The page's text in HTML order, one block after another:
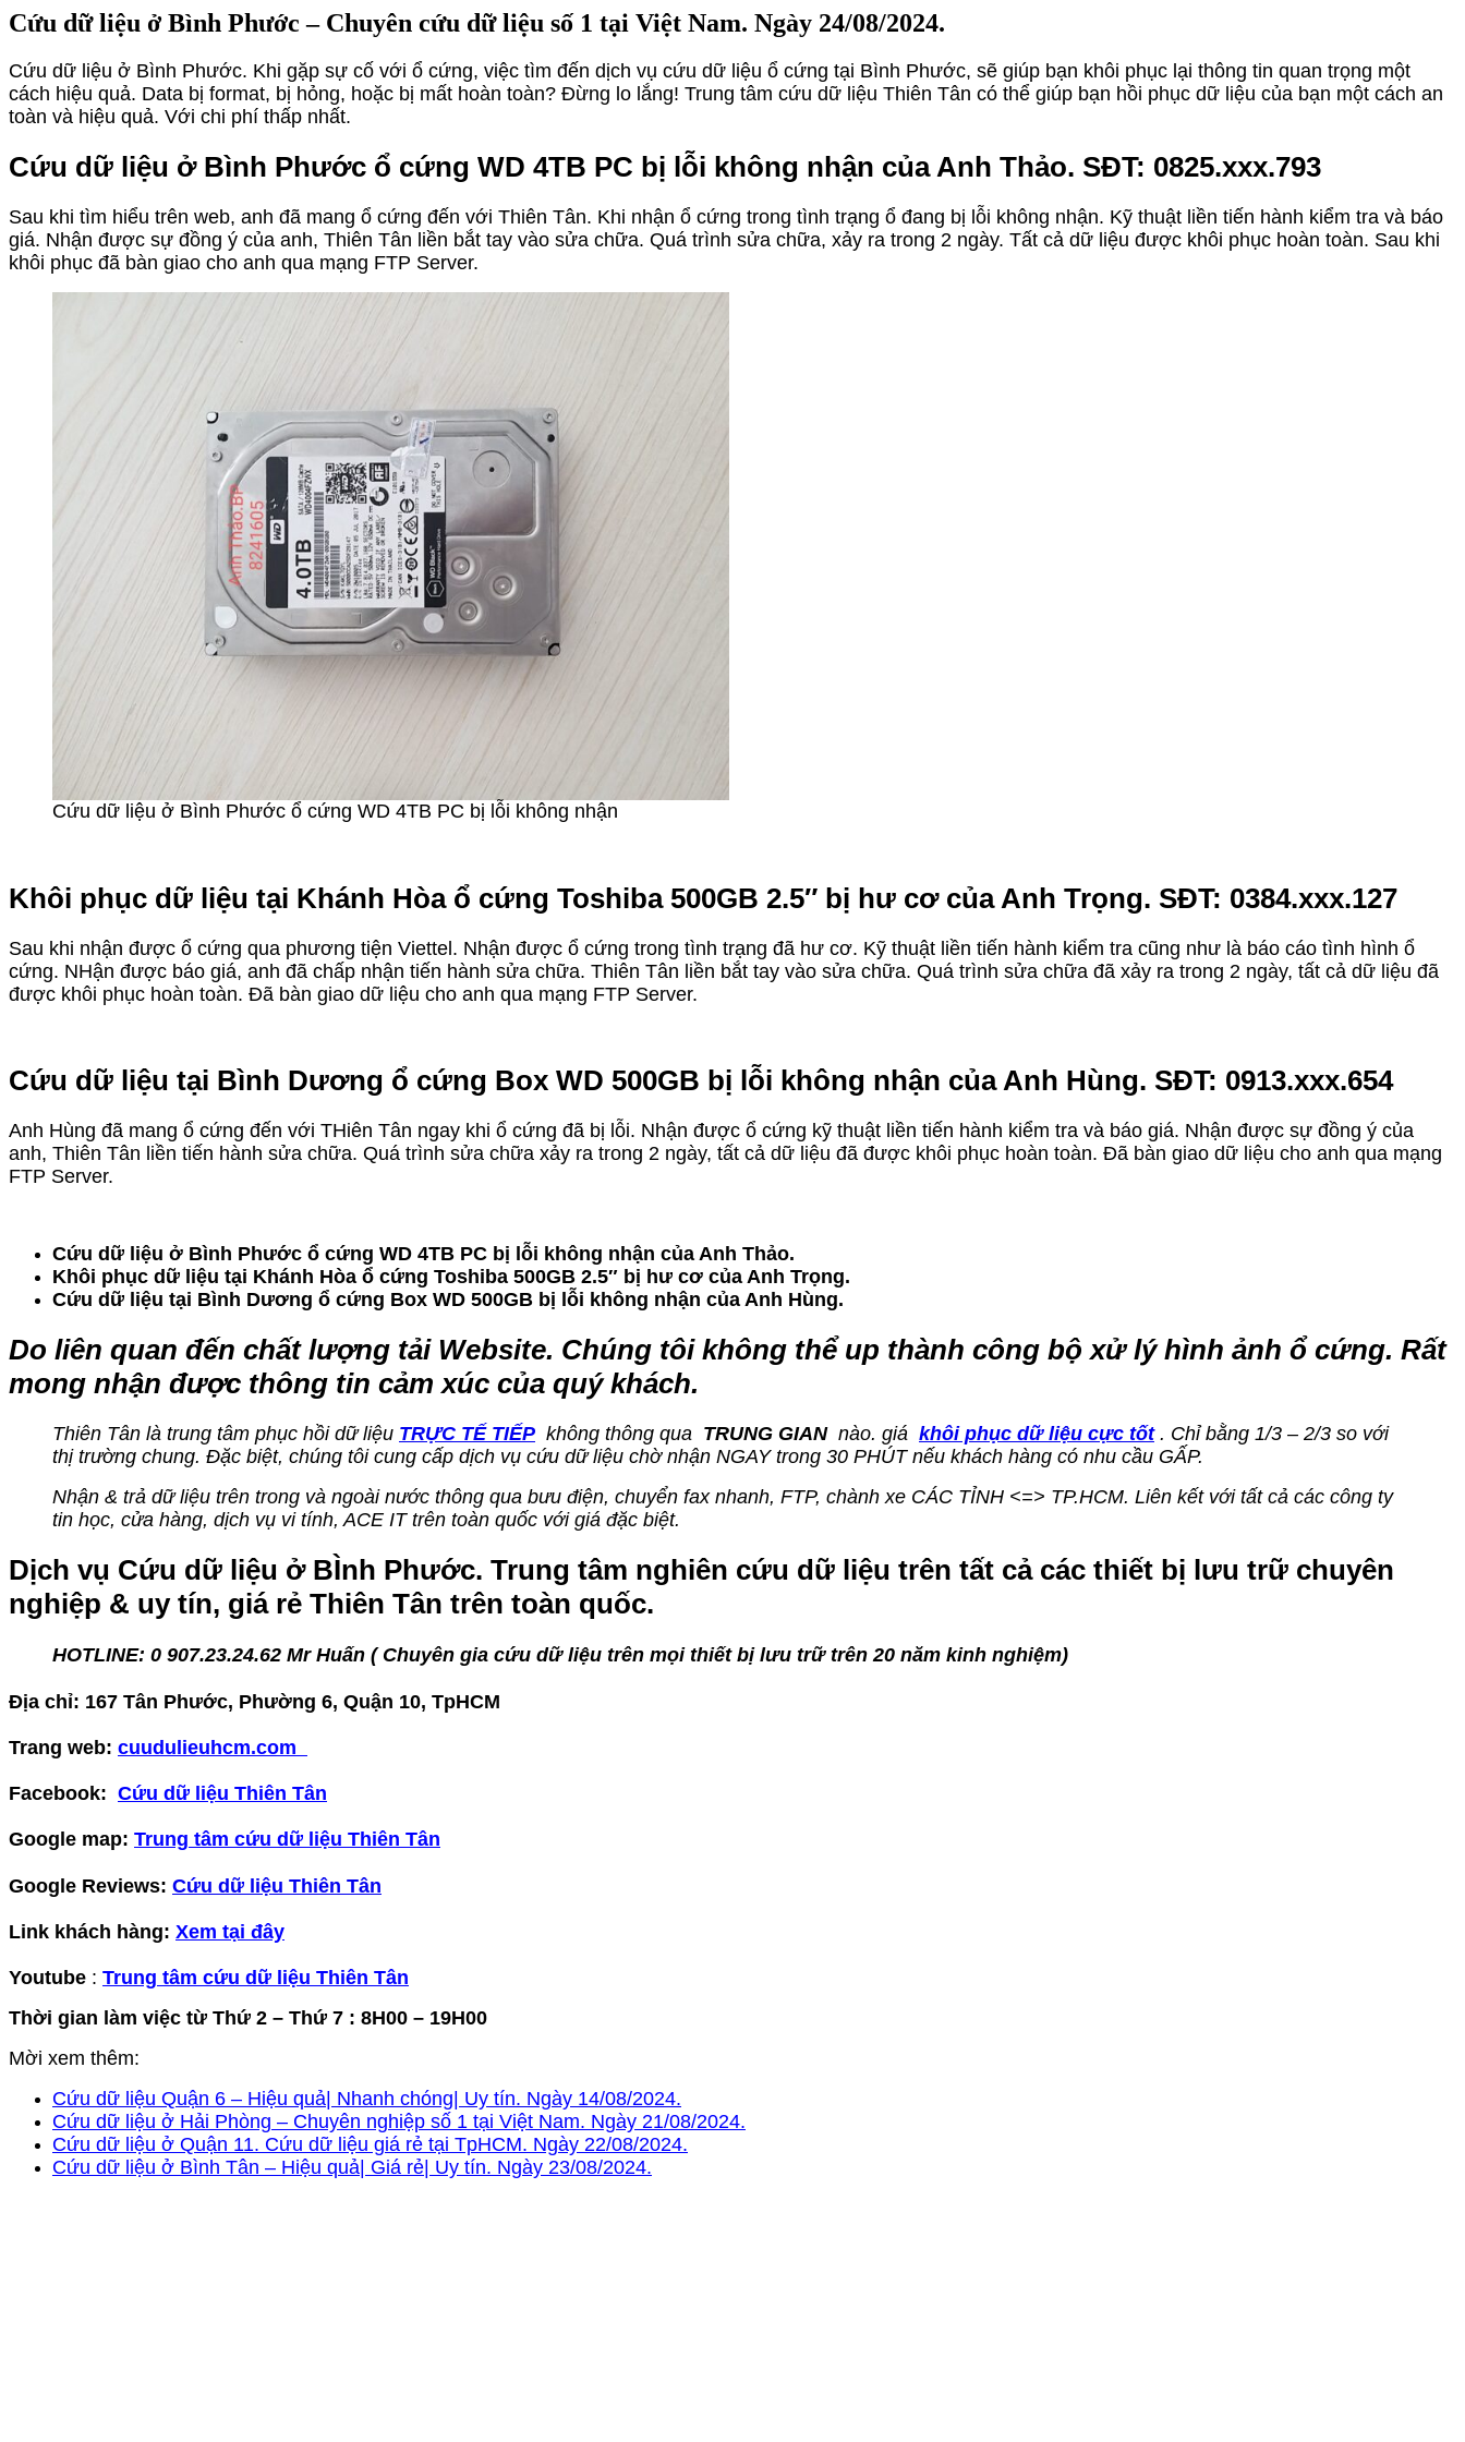
Cứu dữ liệu ở Bình Phước – Chuyên cứu dữ liệu số 1 tại Việt Nam. Ngày 24/08/2024.
Cứu dữ liệu ở Bình Phước. Khi gặp sự cố với ổ cứng, việc tìm đến dịch vụ cứu dữ liệu ổ cứng tại Bình Phước, sẽ giúp bạn khôi phục lại thông tin quan trọng một
cách hiệu quả. Data bị format, bị hỏng, hoặc bị mất hoàn toàn? Đừng lo lắng! Trung tâm cứu dữ liệu Thiên Tân có thể giúp bạn hồi phục dữ liệu của bạn một cách an
toàn và hiệu quả. Với chi phí thấp nhất.
Cứu dữ liệu ở Bình Phước ổ cứng WD 4TB PC bị lỗi không nhận của Anh Thảo. SĐT: 0825.xxx.793
Sau khi tìm hiểu trên web, anh đã mang ổ cứng đến với Thiên Tân. Khi nhận ổ cứng trong tình trạng ổ đang bị lỗi không nhận. Kỹ thuật liền tiến hành kiểm tra và báo
giá. Nhận được sự đồng ý của anh, Thiên Tân liền bắt tay vào sửa chữa. Quá trình sửa chữa, xảy ra trong 2 ngày. Tất cả dữ liệu được khôi phục hoàn toàn. Sau khi
khôi phục đã bàn giao cho anh qua mạng FTP Server.
Cứu dữ liệu ở Bình Phước ổ cứng WD 4TB PC bị lỗi không nhận
Khôi phục dữ liệu tại Khánh Hòa ổ cứng Toshiba 500GB 2.5″ bị hư cơ của Anh Trọng. SĐT: 0384.xxx.127
Sau khi nhận được ổ cứng qua phương tiện Viettel. Nhận được ổ cứng trong tình trạng đã hư cơ. Kỹ thuật liền tiến hành kiểm tra cũng như là báo cáo tình hình ổ
cứng. NHận được báo giá, anh đã chấp nhận tiến hành sửa chữa. Thiên Tân liền bắt tay vào sửa chữa. Quá trình sửa chữa đã xảy ra trong 2 ngày, tất cả dữ liệu đã
được khôi phục hoàn toàn. Đã bàn giao dữ liệu cho anh qua mạng FTP Server.
Cứu dữ liệu tại Bình Dương ổ cứng Box WD 500GB bị lỗi không nhận của Anh Hùng. SĐT: 0913.xxx.654
Anh Hùng đã mang ổ cứng đến với THiên Tân ngay khi ổ cứng đã bị lỗi. Nhận được ổ cứng kỹ thuật liền tiến hành kiểm tra và báo giá. Nhận được sự đồng ý của
anh, Thiên Tân liền tiến hành sửa chữa. Quá trình sửa chữa xảy ra trong 2 ngày, tất cả dữ liệu đã được khôi phục hoàn toàn. Đã bàn giao dữ liệu cho anh qua mạng
FTP Server.
Cứu dữ liệu ở Bình Phước ổ cứng WD 4TB PC bị lỗi không nhận của Anh Thảo.
Khôi phục dữ liệu tại Khánh Hòa ổ cứng Toshiba 500GB 2.5″ bị hư cơ của Anh Trọng.
Cứu dữ liệu tại Bình Dương ổ cứng Box WD 500GB bị lỗi không nhận của Anh Hùng.
Do liên quan đến chất lượng tải Website. Chúng tôi không thể up thành công bộ xử lý hình ảnh ổ cứng. Rất
mong nhận được thông tin cảm xúc của quý khách.
Thiên Tân là trung tâm phục hồi dữ liệu TRỰC TẾ TIẾP không thông qua TRUNG GIANnào. giá khôi phục dữ liệu cực tốt. Chỉ bằng 1/3 – 2/3 so với
thị trường chung. Đặc biệt, chúng tôi cung cấp dịch vụ cứu dữ liệu chờ nhận NGAY trong 30 PHÚT nếu khách hàng có nhu cầu GẤP.
Nhận & trả dữ liệu trên trong và ngoài nước thông qua bưu điện, chuyển fax nhanh, FTP, chành xe CÁC TỈNH <=> TP.HCM. Liên kết với tất cả các công ty
tin học, cửa hàng, dịch vụ vi tính, ACE IT trên toàn quốc với giá đặc biệt.
Dịch vụ Cứu dữ liệu ở BÌnh Phước. Trung tâm nghiên cứu dữ liệu trên tất cả các thiết bị lưu trữ chuyên
nghiệp & uy tín, giá rẻ Thiên Tân trên toàn quốc.
HOTLINE: 0 907.23.24.62 Mr Huấn ( Chuyên gia cứu dữ liệu trên mọi thiết bị lưu trữ trên 20 năm kinh nghiệm)
Địa chỉ: 167 Tân Phước, Phường 6, Quận 10, TpHCM
Trang web: cuudulieuhcm.com
Facebook: Cứu dữ liệu Thiên Tân
Google map: Trung tâm cứu dữ liệu Thiên Tân
Google Reviews: Cứu dữ liệu Thiên Tân
Link khách hàng: Xem tại đây
Youtube : Trung tâm cứu dữ liệu Thiên Tân
Thời gian làm việc từ Thứ 2 – Thứ 7 : 8H00 – 19H00
Mời xem thêm:
Cứu dữ liệu Quận 6 – Hiệu quả| Nhanh chóng| Uy tín. Ngày 14/08/2024.
Cứu dữ liệu ở Hải Phòng – Chuyên nghiệp số 1 tại Việt Nam. Ngày 21/08/2024.
Cứu dữ liệu ở Quận 11. Cứu dữ liệu giá rẻ tại TpHCM. Ngày 22/08/2024.
Cứu dữ liệu ở Bình Tân – Hiệu quả| Giá rẻ| Uy tín. Ngày 23/08/2024.